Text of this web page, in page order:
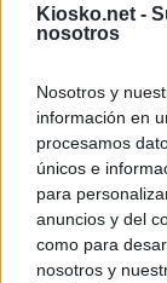
Kiosko.net -
nosotros
Nosotros y
información en
procesamos
únicos e
para
anuncios y del
como para
nosotros y